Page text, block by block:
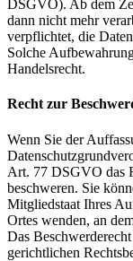
DSGVO). Ab dem
dann nicht mehr
verpflichtet, die
Solche
Handelsrecht.
Recht zur
Wenn Sie der
Art. 77 DSGVO das
beschweren. Sie
Mitgliedstaat Ihres
Ortes wenden, an
Das
gerichtlichen